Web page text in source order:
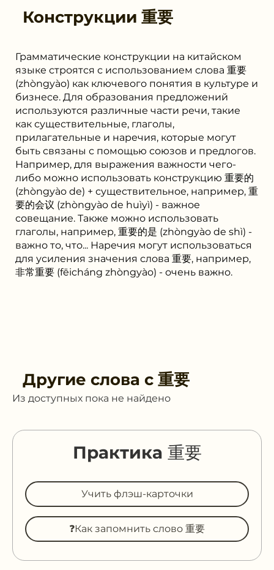
Конструкции 重要
Грамматические конструкции на китайском
языке строятся с использованием слова 重要
(zhòngyào) как ключевого понятия в культуре и
бизнесе. Для образования предложений
используются различные части речи, такие
как существительные, глаголы,
прилагательные и наречия, которые могут
быть связаны с помощью союзов и предлогов.
Например, для выражения важности чего-
либо можно использовать конструкцию 重要的
(zhòngyào de) + существительное, например, 重
要的会议 (zhòngyào de huìyì) - важное
совещание. Также можно использовать
глаголы, например, 重要的是 (zhòngyào de shì) -
важно то, что... Наречия могут использоваться
для усиления значения слова 重要, например,
非常重要 (fēicháng zhòngyào) - очень важно.
Другие слова с 重要
Из доступных пока не найдено
Практика 重要
Учить флэш-карточки
❓Как запомнить слово 重要